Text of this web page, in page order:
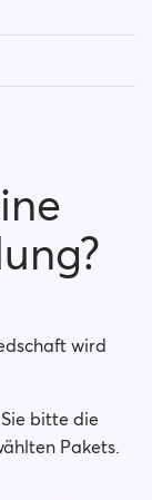
aus?
versuchten
wird
bitte die
Pakets.